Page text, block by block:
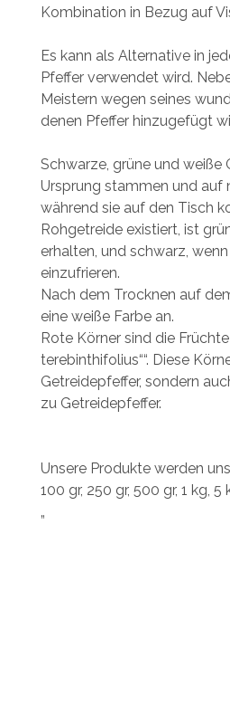
Kombination in Bezug auf
Es kann als Alternative in
Pfeffer verwendet wird.
Meistern wegen seines
denen Pfeffer hinzugefügt
Schwarze, grüne und weiße
Ursprung stammen und auf
während sie auf den Tisch
Rohgetreide existiert, ist
erhalten, und schwarz,
einzufrieren.
Nach dem Trocknen auf
eine weiße Farbe an.
Rote Körner sind die
terebinthifolius““. Diese
Getreidepfeffer, sondern
zu Getreidepfeffer.
Unsere Produkte werden
100 gr, 250 gr, 500 gr, 1 kg,
„